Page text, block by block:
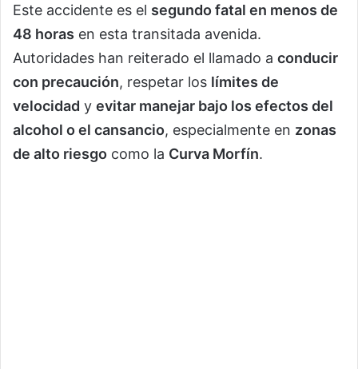
Este accidente es el segundo fatal en menos de
48 horas en esta transitada avenida.
Autoridades han reiterado el llamado a conducir
con precaución, respetar los límites de
velocidad y evitar manejar bajo los efectos del
alcohol o el cansancio, especialmente en zonas
de alto riesgo como la Curva Morfín.